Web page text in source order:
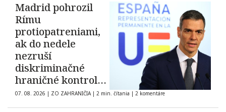
Madrid pohrozil
Rímu
protiopatreniami,
ak do nedele
nezruší
diskriminačné
hraničné kontroly
španielskych
občanov
07. 08. 2026 | ZO ZAHRANIČIA | 2 min. čítania | 2 komentáre